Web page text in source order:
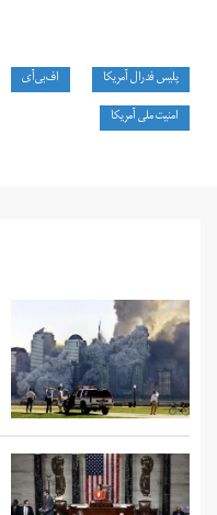
پلیس فدرال آمریکا اف‌بی‌آی
امنیت ملی آمریکا